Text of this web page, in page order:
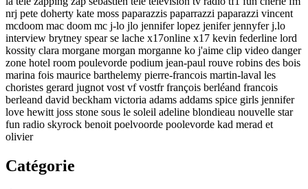
nrj pete doherty kate moss paparazzis paparrazzi paparazzi vincent
mcdoom mac doom mc j-lo jlo jennifer lopez jenifer jennyfer j.lo
interview brytney spear se lache x17online x17 kevin federline lord
kossity clara morgane morgan morganne ko j'aime clip video danger
zone hotel room poulevorde podium jean-paul rouve robins des bois
marina fois maurice barthelemy pierre-francois martin-laval les
choristes gerard jugnot vost vf vostfr françois berléand francois
berleand david beckham victoria adams addams spice girls jennifer
love hewitt joss stone sous le soleil adeline blondieau nouvelle star
fun radio skyrock benoit poelvoorde poolevorde kad merad et
olivier
Catégorie